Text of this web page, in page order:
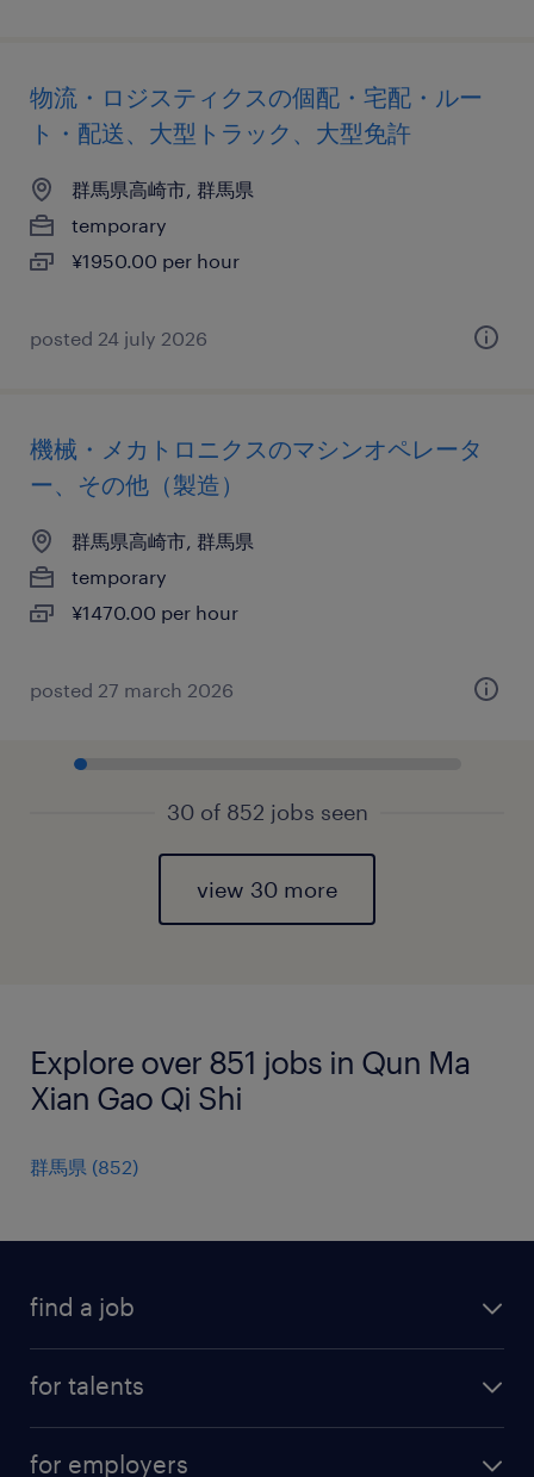
物流・ロジスティクスの個配・宅配・ルー
ト・配送、大型トラック、大型免許
群馬県高崎市, 群馬県
temporary
¥1950.00 per hour
posted 24 july 2026
機械・メカトロニクスのマシンオペレータ
ー、その他（製造）
群馬県高崎市, 群馬県
temporary
¥1470.00 per hour
posted 27 march 2026
30 of 852 jobs seen
view 30 more
Explore over 851 jobs in Qun Ma
Xian Gao Qi Shi
群馬県 (852)
find a job
for talents
for employers